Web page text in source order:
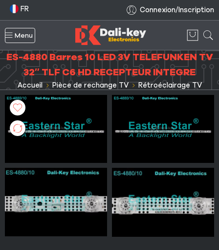
FR Connexion/Inscription
Menu
ES-4880 Barres 10 LED 3V TELEFUNKEN TV
32″ TLF C6 HD RECEPTEUR INTEGRE
Accueil Pièce de rechange TV Rétroéclairage TV